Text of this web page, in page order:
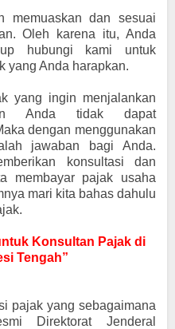
memuaskan dan sesuai
Oleh karena itu, Anda
hubungi kami untuk
yang Anda harapkan.
yang ingin menjalankan
Anda tidak dapat
dengan menggunakan
jawaban bagi Anda.
konsultasi dan
membayar pajak usaha
mari kita bahas dahulu
Konsultan Pajak di
Tengah”
pajak yang sebagaimana
Direktorat Jenderal